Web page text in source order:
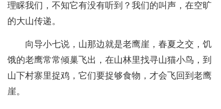
理睬我们，不知它有没有听到？我们的叫声，在空旷
的大山传递。
向导小七说，山那边就是老鹰崖，春夏之交，饥
饿的老鹰常常倾巢飞出，在山林里找寻山猫小鸟，到
山下村寨里捉鸡，它们要捉够食物，才会飞回到老鹰
崖。